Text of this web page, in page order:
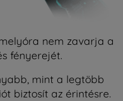
nem zavarja a
fényerejét.
mint a legtöbb
biztosít az érintésre.